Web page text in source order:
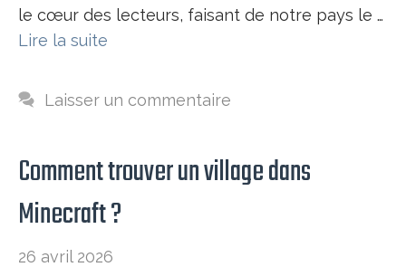
le cœur des lecteurs, faisant de notre pays le …
Lire la suite
Laisser un commentaire
Comment trouver un village dans
Minecraft​ ?
26 avril 2026